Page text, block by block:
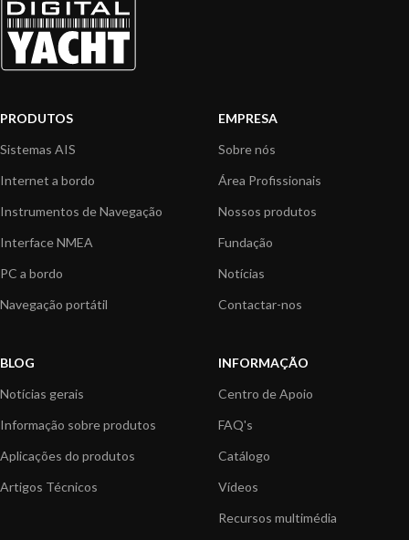
PRODUTOS
Sistemas AIS
Internet a bordo
Instrumentos de Navegação
Interface NMEA
PC a bordo
Navegação portátil
EMPRESA
Sobre nós
Área Profissionais
Nossos produtos
Fundação
Notícias
Contactar-nos
BLOG
Notícias gerais
Informação sobre produtos
Aplicações do produtos
Artigos Técnicos
INFORMAÇÃO
Centro de Apoio
FAQ's
Catálogo
Vídeos
Recursos multimédia